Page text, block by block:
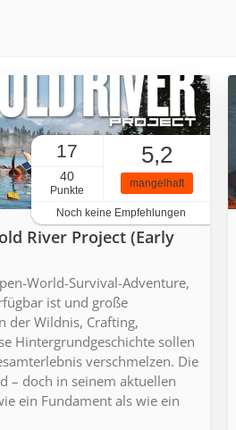
17
40
Punkte
5,2
mangelhaft
Noch keine Empfehlungen
River Project (Early
World-Survival-Adventure,
ist und große
der Wildnis, Crafting,
Hintergrundgeschichte sollen
verschmelzen. Die
– doch in seinem aktuellen
ein Fundament als wie ein